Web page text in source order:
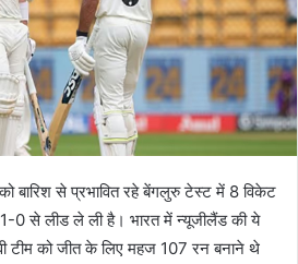
बारिश से प्रभावित रहे बेंगलुरु टेस्ट में 8 विकेट
0 से लीड ले ली है। भारत में न्यूजीलैंड की ये
टीम को जीत के लिए महज 107 रन बनाने थे